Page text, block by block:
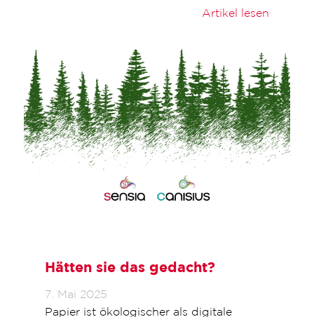
Artikel lesen
Hätten sie das gedacht?
7. Mai 2025
Papier ist ökologischer als digitale